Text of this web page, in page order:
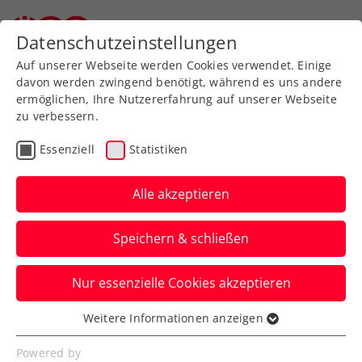
Zurück zur Newsübersicht
Turniere
Generali Open Kitzbühel:
Sensationslauf von
Misolic erst im Finale
gestoppt
Der ÖTV-Senkrechtstarter muss sich beim
ATP-Turnier in Tirol Roberto Bautista Agut
geschlagen geben.
Datenschutzeinstellungen
Auf unserer Webseite werden Cookies verwendet. Einige
davon werden zwingend benötigt, während es uns andere
ermöglichen, Ihre Nutzererfahrung auf unserer Webseite
zu verbessern.
Essenziell Statistiken
Alle akzeptieren
Speichern & schließen
Nur essenzielle Cookies akzeptieren
Essenziell
Essenzielle Cookies werden für grundlegende
Weitere Informationen anzeigen
Powered by